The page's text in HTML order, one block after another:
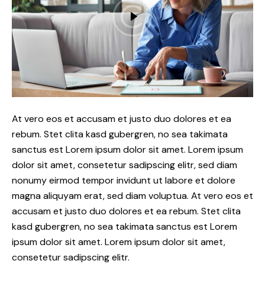
At vero eos et accusam et justo duo dolores et ea
rebum. Stet clita kasd gubergren, no sea takimata
sanctus est Lorem ipsum dolor sit amet. Lorem ipsum
dolor sit amet, consetetur sadipscing elitr, sed diam
nonumy eirmod tempor invidunt ut labore et dolore
magna aliquyam erat, sed diam voluptua. At vero eos et
accusam et justo duo dolores et ea rebum. Stet clita
kasd gubergren, no sea takimata sanctus est Lorem
ipsum dolor sit amet. Lorem ipsum dolor sit amet,
consetetur sadipscing elitr.